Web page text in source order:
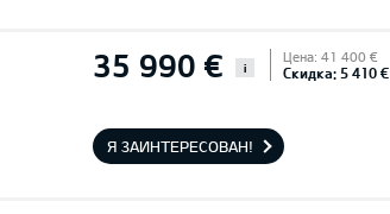
35 990 € i
Цена: 41 400 €
Скидка: 5 410 €
Я ЗАИНТЕРЕСОВАН!